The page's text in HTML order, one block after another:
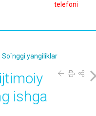
telefoni
So`nggi yangiliklar
ishga